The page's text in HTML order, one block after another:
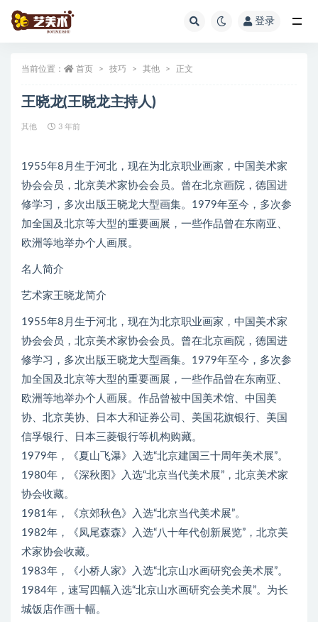
登录
当前位置： 首页 技巧 其他 正文
王晓龙(王晓龙主持人)
其他 3 年前
1955年8月生于河北，现在为北京职业画家，中国美术家
协会会员，北京美术家协会会员。曾在北京画院，德国进
修学习，多次出版王晓龙大型画集。1979年至今，多次参
加全国及北京等大型的重要画展，一些作品曾在东南亚、
欧洲等地举办个人画展。
名人简介
艺术家王晓龙简介
1955年8月生于河北，现在为北京职业画家，中国美术家
协会会员，北京美术家协会会员。曾在北京画院，德国进
修学习，多次出版王晓龙大型画集。1979年至今，多次参
加全国及北京等大型的重要画展，一些作品曾在东南亚、
欧洲等地举办个人画展。作品曾被中国美术馆、中国美
协、北京美协、日本大和证券公司、美国花旗银行、美国
信孚银行、日本三菱银行等机构购藏。
1979年，《夏山飞瀑》入选“北京建国三十周年美术展”。
1980年，《深秋图》入选“北京当代美术展”，北京美术家
协会收藏。
1981年，《京郊秋色》入选“北京当代美术展”。
1982年，《凤尾森森》入选“八十年代创新展览”，北京美
术家协会收藏。
1983年，《小桥人家》入选“北京山水画研究会美术展”。
1984年，速写四幅入选“北京山水画研究会美术展”。为长
城饭店作画十幅。